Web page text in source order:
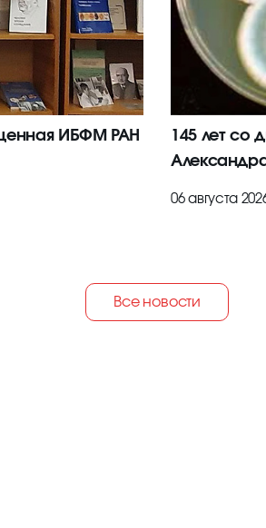
ИБФМ РАН
145 лет со
06 августа
Все новости